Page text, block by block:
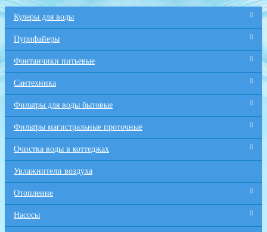
Кулеры для воды
Пурифайеры
Фонтанчики питьевые
Сантехника
Фильтры для воды бытовые
Фильтры магистральные проточные
Очистка воды в коттеджах
Увлажнители воздуха
Отопление
Насосы